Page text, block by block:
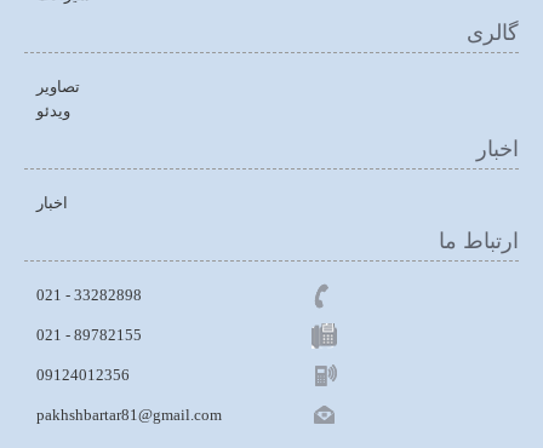
گالری
تصاویر
ویدئو
اخبار
اخبار
ارتباط ما
33282898 - 021
021 - 89782155
09124012356
pakhshbartar81@gmail.com